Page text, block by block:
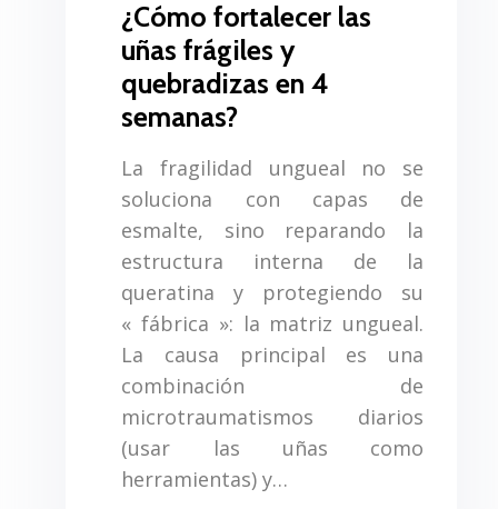
¿Cómo fortalecer las
uñas frágiles y
quebradizas en 4
semanas?
La fragilidad ungueal no se
soluciona con capas de
esmalte, sino reparando la
estructura interna de la
queratina y protegiendo su
« fábrica »: la matriz ungueal.
La causa principal es una
combinación de
microtraumatismos diarios
(usar las uñas como
herramientas) y…